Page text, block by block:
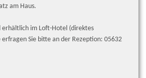
am Haus.
erhältlich im Loft-Hotel (direktes
erfragen Sie bitte an der Rezeption: 05632